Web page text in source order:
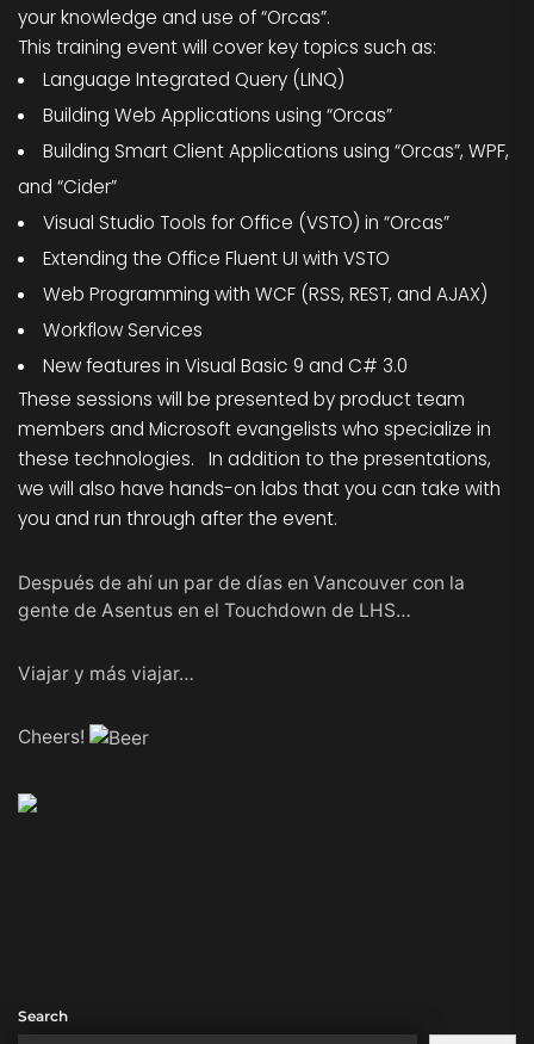
your knowledge and use of “Orcas”.
This training event will cover key topics such as:
Language Integrated Query (LINQ)
Building Web Applications using “Orcas”
Building Smart Client Applications using “Orcas”, WPF,
and “Cider”
Visual Studio Tools for Office (VSTO) in “Orcas”
Extending the Office Fluent UI with VSTO
Web Programming with WCF (RSS, REST, and AJAX)
Workflow Services
New features in Visual Basic 9 and C# 3.0
These sessions will be presented by product team
members and Microsoft evangelists who specialize in
these technologies. In addition to the presentations,
we will also have hands-on labs that you can take with
you and run through after the event.
Después de ahí un par de días en Vancouver con la
gente de Asentus en el Touchdown de LHS…
Viajar y más viajar…
Cheers!
Search